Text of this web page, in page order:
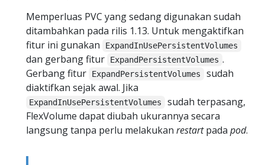
Memperluas PVC yang sedang digunakan sudah
ditambahkan pada rilis 1.13. Untuk mengaktifkan
fitur ini gunakan
ExpandInUsePersistentVolumes
dan gerbang fitur ExpandPersistentVolumes .
Gerbang fitur
ExpandPersistentVolumes
sudah
diaktifkan sejak awal. Jika
ExpandInUsePersistentVolumes
sudah terpasang,
FlexVolume dapat diubah ukurannya secara
langsung tanpa perlu melakukan restartpada pod.